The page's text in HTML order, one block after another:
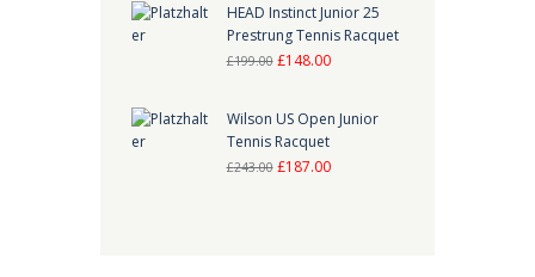
HEAD Instinct Junior 25
Prestrung Tennis Racquet
£199.00 Ursprünglicher
war:
£199.00
£148.00Aktueller
ist:
£148.00.
Wilson US Open Junior
Tennis Racquet
£243.00 Ursprünglicher
£187.00Aktueller